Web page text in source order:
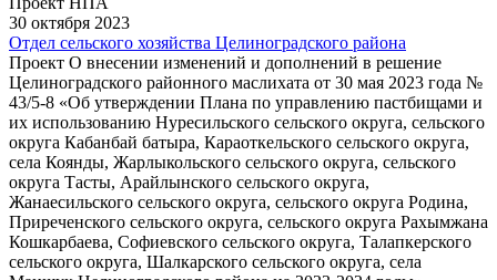
30 октября 2023
Отдел сельского хозяйства Целиноградского района
Проект О внесении изменений и дополнений в решение
Целиноградского районного маслихата от 30 мая 2023 года №
43/5-8 «Об утверждении Плана по управлению пастбищами и
их использованию Нуресильского сельского округа, сельского
округа Кабанбай батыра, Караоткельского сельского округа,
села Коянды, Жарлыкольского сельского округа, сельского
округа Тасты, Арайлынского сельского округа,
Жанаесильского сельского округа, сельского округа Родина,
Приреченского сельского округа, сельского округа Рахымжана
Кошкарбаева, Софиевского сельского округа, Талапкерского
сельского округа, Шалкарского сельского округа, села